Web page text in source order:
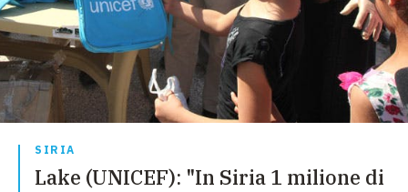
SIRIA
Lake (UNICEF): "In Siria 1 milione di